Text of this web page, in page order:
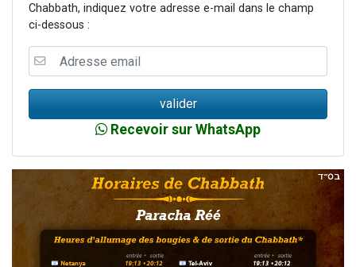
Chabbath, indiquez votre adresse e-mail dans le champ
ci-dessous :
Recevoir sur WhatsApp